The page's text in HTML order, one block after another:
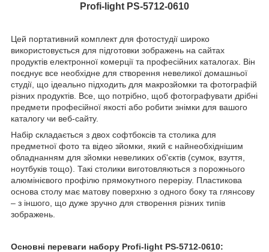
Profi-light PS-5712-0610
Цей портативний комплект для фотостудії широко
використовується для підготовки зображень на сайтах
продуктів електронної комерції та професійних каталогах. Він
поєднує все необхідне для створення невеликої домашньої
студії, що ідеально підходить для макрозйомки та фотографій
різних продуктів. Все, що потрібно, щоб фотографувати дрібні
предмети професійної якості або робити знімки для вашого
каталогу чи веб-сайту.
Набір складається з двох софтбоксів та столика для
предметної фото та відео зйомки, який є найнеобхіднішим
обладнанням для зйомки невеликих об'єктів (сумок, взуття,
ноутбуків тощо). Такі столики виготовляються з порожнього
алюмінієвого профілю прямокутного перерізу. Пластикова
основа столу має матову поверхню з одного боку та глянсову
– з іншого, що дуже зручно для створення різних типів
зображень.
Основні переваги набору Profi-light PS-5712-0610: